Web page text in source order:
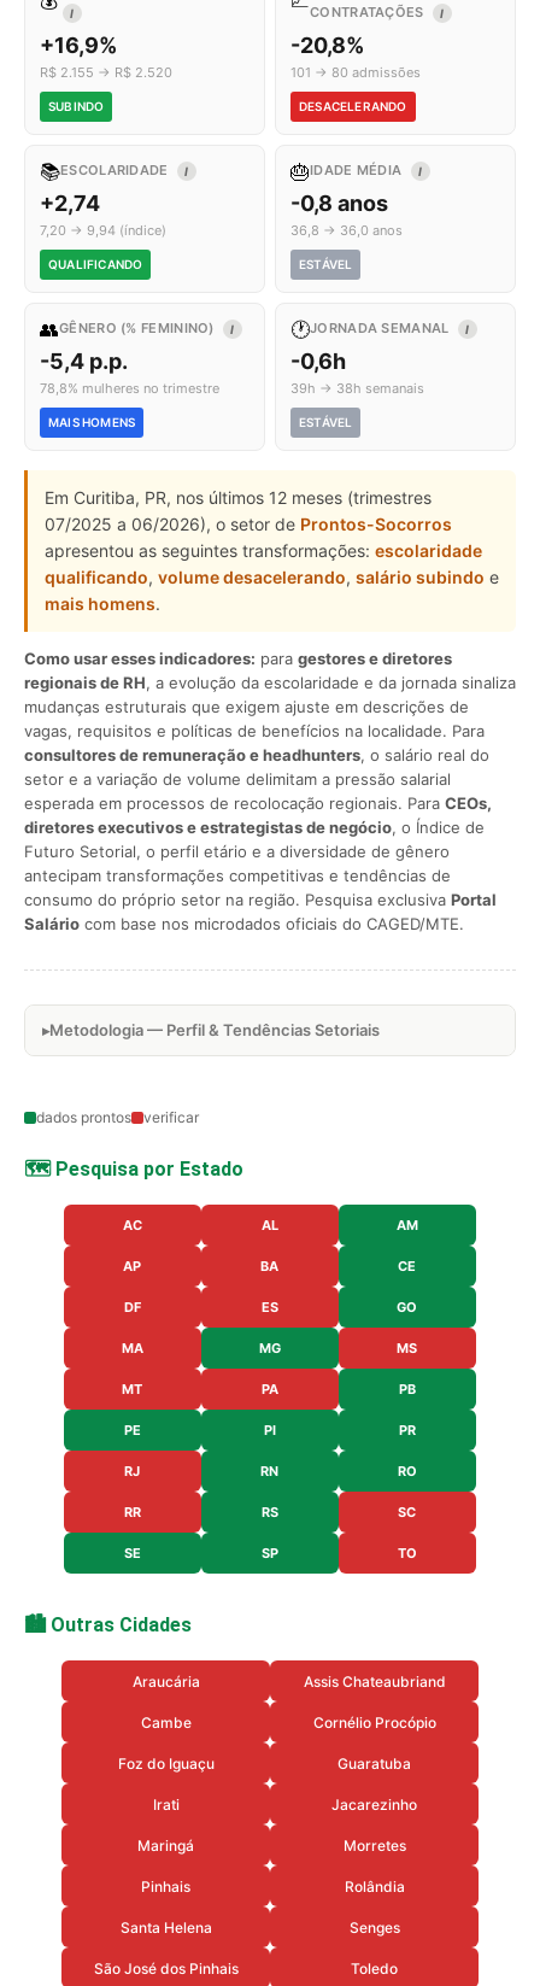
I
+16,9%
R$ 2.155 → R$ 2.520
SUBINDO
CONTRATAÇÕES I
-20,8%
101 → 80 admissões
DESACELERANDO
📚ESCOLARIDADE I
+2,74
7,20 → 9,94 (índice)
QUALIFICANDO
🎂IDADE MÉDIA I
-0,8 anos
36,8 → 36,0 anos
ESTÁVEL
👥GÊNERO (% FEMININO) I
-5,4 p.p.
78,8% mulheres no trimestre
MAIS HOMENS
🕐JORNADA SEMANAL I
-0,6h
39h → 38h semanais
ESTÁVEL
Em Curitiba, PR, nos últimos 12 meses (trimestres
07/2025 a 06/2026), o setor de Prontos-Socorros
apresentou as seguintes transformações: escolaridade
qualificando, volume desacelerando, salário subindo e
mais homens.
Como usar esses indicadores: para gestores e diretores
regionais de RH, a evolução da escolaridade e da jornada sinaliza
mudanças estruturais que exigem ajuste em descrições de
vagas, requisitos e políticas de benefícios na localidade. Para
consultores de remuneração e headhunters, o salário real do
setor e a variação de volume delimitam a pressão salarial
esperada em processos de recolocação regionais. Para CEOs,
diretores executivos e estrategistas de negócio, o Índice de
Futuro Setorial, o perfil etário e a diversidade de gênero
antecipam transformações competitivas e tendências de
consumo do próprio setor na região. Pesquisa exclusiva Portal
Salário com base nos microdados oficiais do CAGED/MTE.
Metodologia — Perfil & Tendências Setoriais
dados prontos verificar
🗺️ Pesquisa por Estado
AC AL AM
AP BA CE
DF ES GO
MA MG MS
MT PA PB
PE PI PR
RJ RN RO
RR RS SC
SE SP TO
🏙️ Outras Cidades
Araucária Assis Chateaubriand
Cambe Cornélio Procópio
Foz do Iguaçu Guaratuba
Irati Jacarezinho
Maringá Morretes
Pinhais Rolândia
Santa Helena Senges
São José dos Pinhais Toledo